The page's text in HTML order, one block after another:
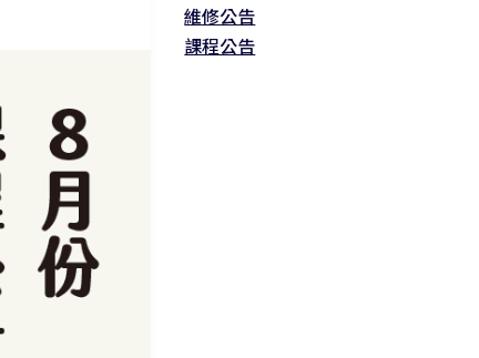
維修公告
課程公告